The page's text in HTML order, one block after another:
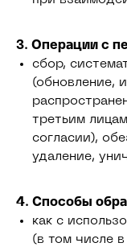
3. Операции с
сбор,
(обновление,
третьим
согласии),
удаление,
4. Способы
как с
(в том числе